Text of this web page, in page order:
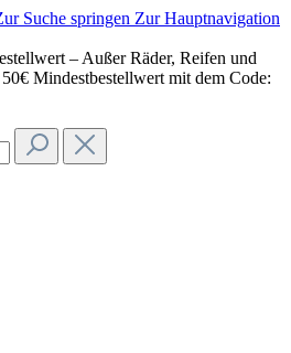
Suche springen Zur Hauptnavigation
– Außer Räder, Reifen und
Mindestbestellwert mit dem Code: